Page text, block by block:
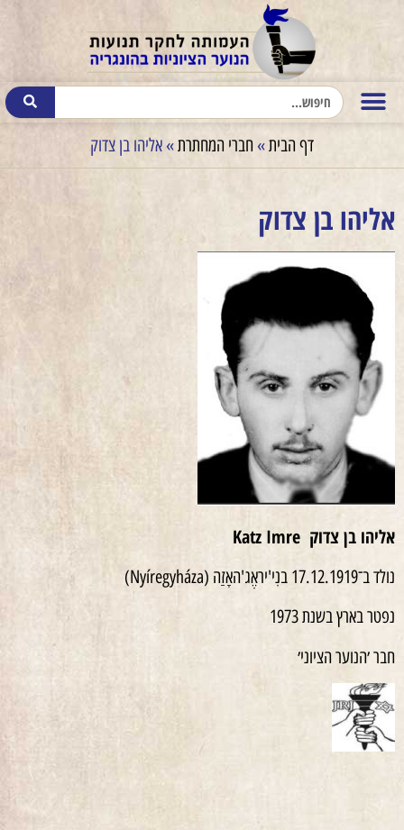
דף הבית» חברי המחתרת»אליהו בן צדוק
אליהו בן צדוק
אליהו בן צדוק Katz Imre
נולד ב־17.12.1919 בנִי'יראֶג'האָזַה (Nyíregyháza)
נפטר בארץ בשנת 1973
חבר ׳הנוער הציוני׳